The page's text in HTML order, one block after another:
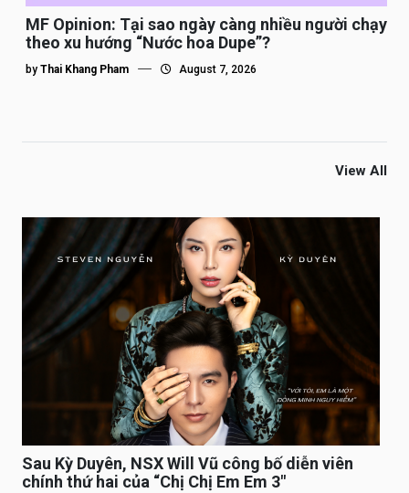
MF Opinion: Tại sao ngày càng nhiều người chạy
theo xu hướng “Nước hoa Dupe”?
by Thai Khang Pham August 7, 2026
View All
Sau Kỳ Duyên, NSX Will Vũ công bố diễn viên
chính thứ hai của “Chị Chị Em Em 3″